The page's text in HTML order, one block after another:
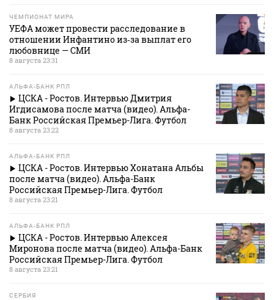
ЧЕМПИОНАТ МИРА
УЕФА может провести расследование в
отношении Инфантино из‑за выплат его
любовнице — СМИ
8 августа 23:31
АЛЬФА-БАНК РПЛ
ЦСКА - Ростов. Интервью Дмитрия
Игдисамова после матча (видео). Альфа-
Банк Российская Премьер-Лига. Футбол
8 августа 23:22
АЛЬФА-БАНК РПЛ
ЦСКА - Ростов. Интервью Хонатана Альбы
после матча (видео). Альфа-Банк
Российская Премьер-Лига. Футбол
8 августа 23:21
АЛЬФА-БАНК РПЛ
ЦСКА - Ростов. Интервью Алексея
Миронова после матча (видео). Альфа-Банк
Российская Премьер-Лига. Футбол
8 августа 23:21
СЕРБИЯ